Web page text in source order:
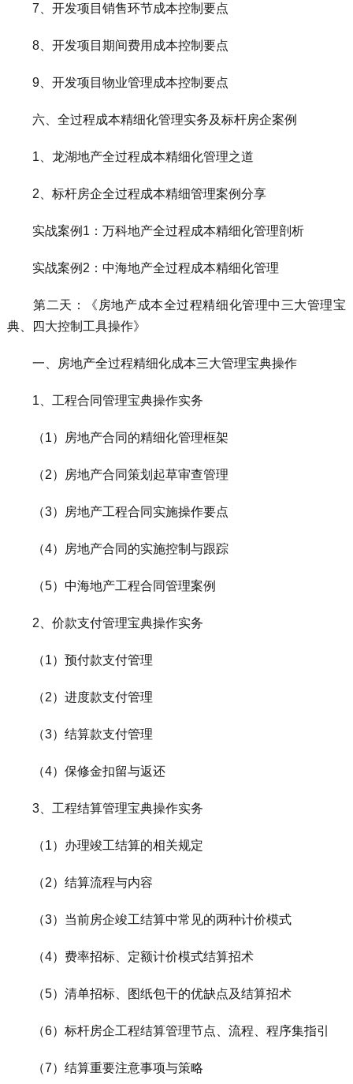
7、开发项目销售环节成本控制要点
8、开发项目期间费用成本控制要点
9、开发项目物业管理成本控制要点
六、全过程成本精细化管理实务及标杆房企案例
1、龙湖地产全过程成本精细化管理之道
2、标杆房企全过程成本精细管理案例分享
实战案例1：万科地产全过程成本精细化管理剖析
实战案例2：中海地产全过程成本精细化管理
第二天：《房地产成本全过程精细化管理中三大管理宝
典、四大控制工具操作》
一、房地产全过程精细化成本三大管理宝典操作
1、工程合同管理宝典操作实务
（1）房地产合同的精细化管理框架
（2）房地产合同策划起草审查管理
（3）房地产工程合同实施操作要点
（4）房地产合同的实施控制与跟踪
（5）中海地产工程合同管理案例
2、价款支付管理宝典操作实务
（1）预付款支付管理
（2）进度款支付管理
（3）结算款支付管理
（4）保修金扣留与返还
3、工程结算管理宝典操作实务
（1）办理竣工结算的相关规定
（2）结算流程与内容
（3）当前房企竣工结算中常见的两种计价模式
（4）费率招标、定额计价模式结算招术
（5）清单招标、图纸包干的优缺点及结算招术
（6）标杆房企工程结算管理节点、流程、程序集指引
（7）结算重要注意事项与策略